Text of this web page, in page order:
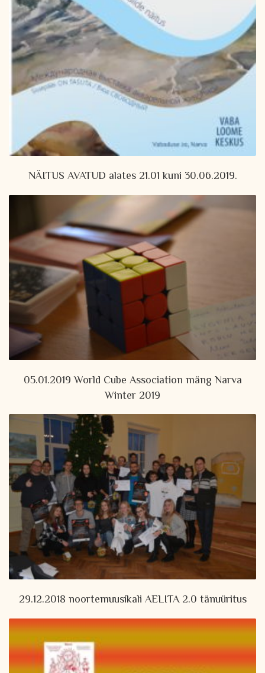
NÄITUS AVATUD alates 21.01 kuni 30.06.2019.
05.01.2019 World Cube Association mäng Narva
Winter 2019
29.12.2018 noortemuusikali AELITA 2.0 tänuüritus